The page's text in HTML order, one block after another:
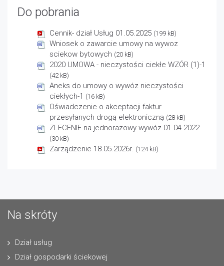
Do pobrania
Cennik- dział Usług 01.05.2025 (199 kB)
Wniosek o zawarcie umowy na wywoz
sciekow bytowych (20 kB)
2020 UMOWA - nieczystości ciekłe WZÓR (1)-1
(42 kB)
Aneks do umowy o wywóz nieczystości
ciekłych-1 (16 kB)
Oświadczenie o akceptacji faktur
przesyłanych drogą elektroniczną (28 kB)
ZLECENIE na jednorazowy wywóz 01.04.2022
(30 kB)
Zarządzenie 18.05.2026r. (124 kB)
Na skróty
Dział usług
Dział gospodarki ściekowej